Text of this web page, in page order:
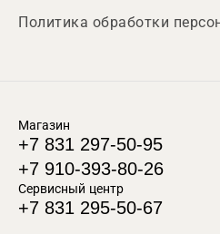
Политика обработки
Магазин
+7 831 297-50-95
+7 910-393-80-26
Сервисный центр
+7 831 295-50-67